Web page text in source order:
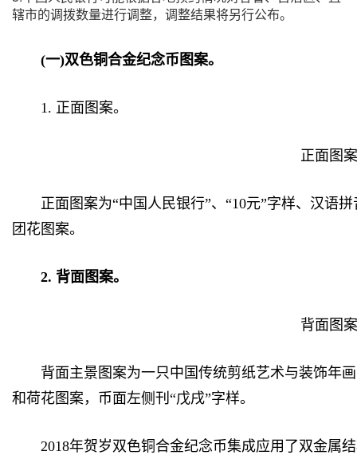
辖市的调拨数量进行调整，调整结果将另行公布。
(一)双色铜合金纪念币图案。
1. 正面图案。
正面图案
正面图案为“中国人民银行”、“10元”字样、汉语拼
团花图案。
2. 背面图案。
背面图案
背面主景图案为一只中国传统剪纸艺术与装饰年画
和荷花图案，币面左侧刊“戊戌”字样。
2018年贺岁双色铜合金纪念币集成应用了双金属